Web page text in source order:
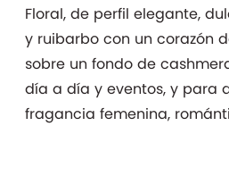
Valorado
con 4.67de
5 en base
a
3
valoraciones
de clientes
Floral, de perfil elegante,
y ruibarbo con un corazón
sobre un fondo de
día a día y eventos, y para
fragancia femenina,